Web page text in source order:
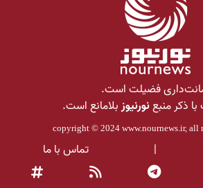
فضیلت است.
ذکر منبعنورنیوزبلامانع است.
copyright © 2024 www.nournews.ir, all
| تماس با ما